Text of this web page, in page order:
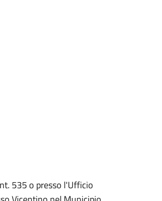
535 o presso l'Ufficio